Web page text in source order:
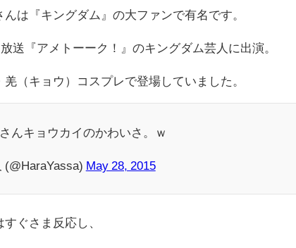
んは『キングダム』の大ファンで有名です。
送『アメトーーク！』のキングダム芸人に出演。
羌（キョウ）コスプレで登場していました。
んキョウカイのかわいさ。ｗ
May 28, 2015
ぐさま反応し、